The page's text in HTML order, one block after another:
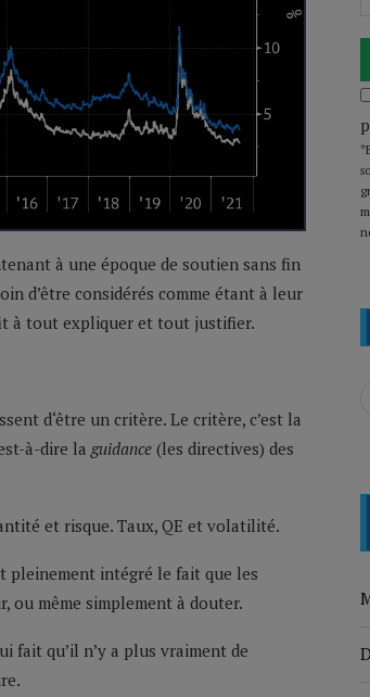
à une époque de soutien sans fin
d’être considérés comme étant à leur
à tout expliquer et tout justifier.
d‘être un critère. Le critère, c’est la
à-dire la guidance (les directives) des
et risque. Taux, QE et volatilité.
pleinement intégré le fait que les
ou même simplement à douter.
fait qu’il n’y a plus vraiment de